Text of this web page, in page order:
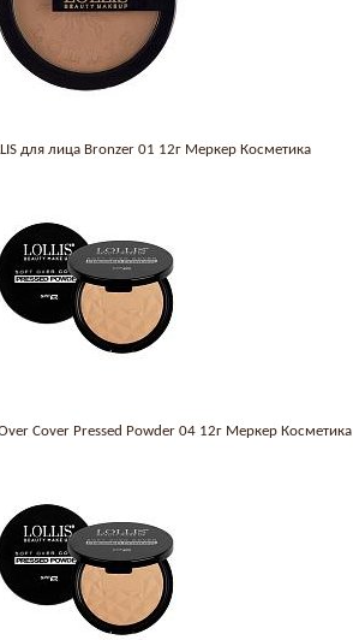
для лица Bronzer 01 12г Меркер Косметика
Cover Pressed Powder 04 12г Меркер Косметика